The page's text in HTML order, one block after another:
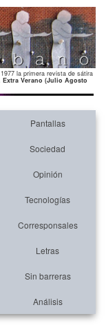
la primera revista de sátira
Extra Verano (Julio Agosto
Pantallas
Sociedad
Opinión
Tecnologías
Corresponsales
Letras
Sin barreras
Análisis